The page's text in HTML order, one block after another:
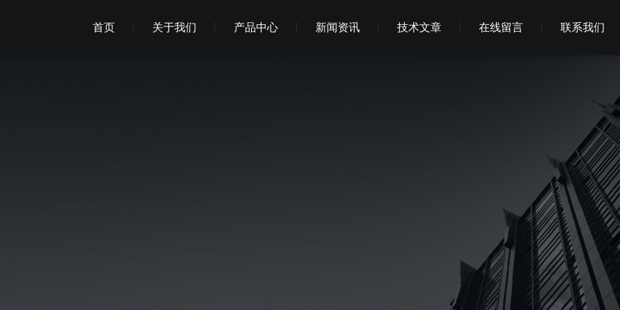
首页 关于我们 产品中心 新闻资讯 技术文章 在线留言 联系我们